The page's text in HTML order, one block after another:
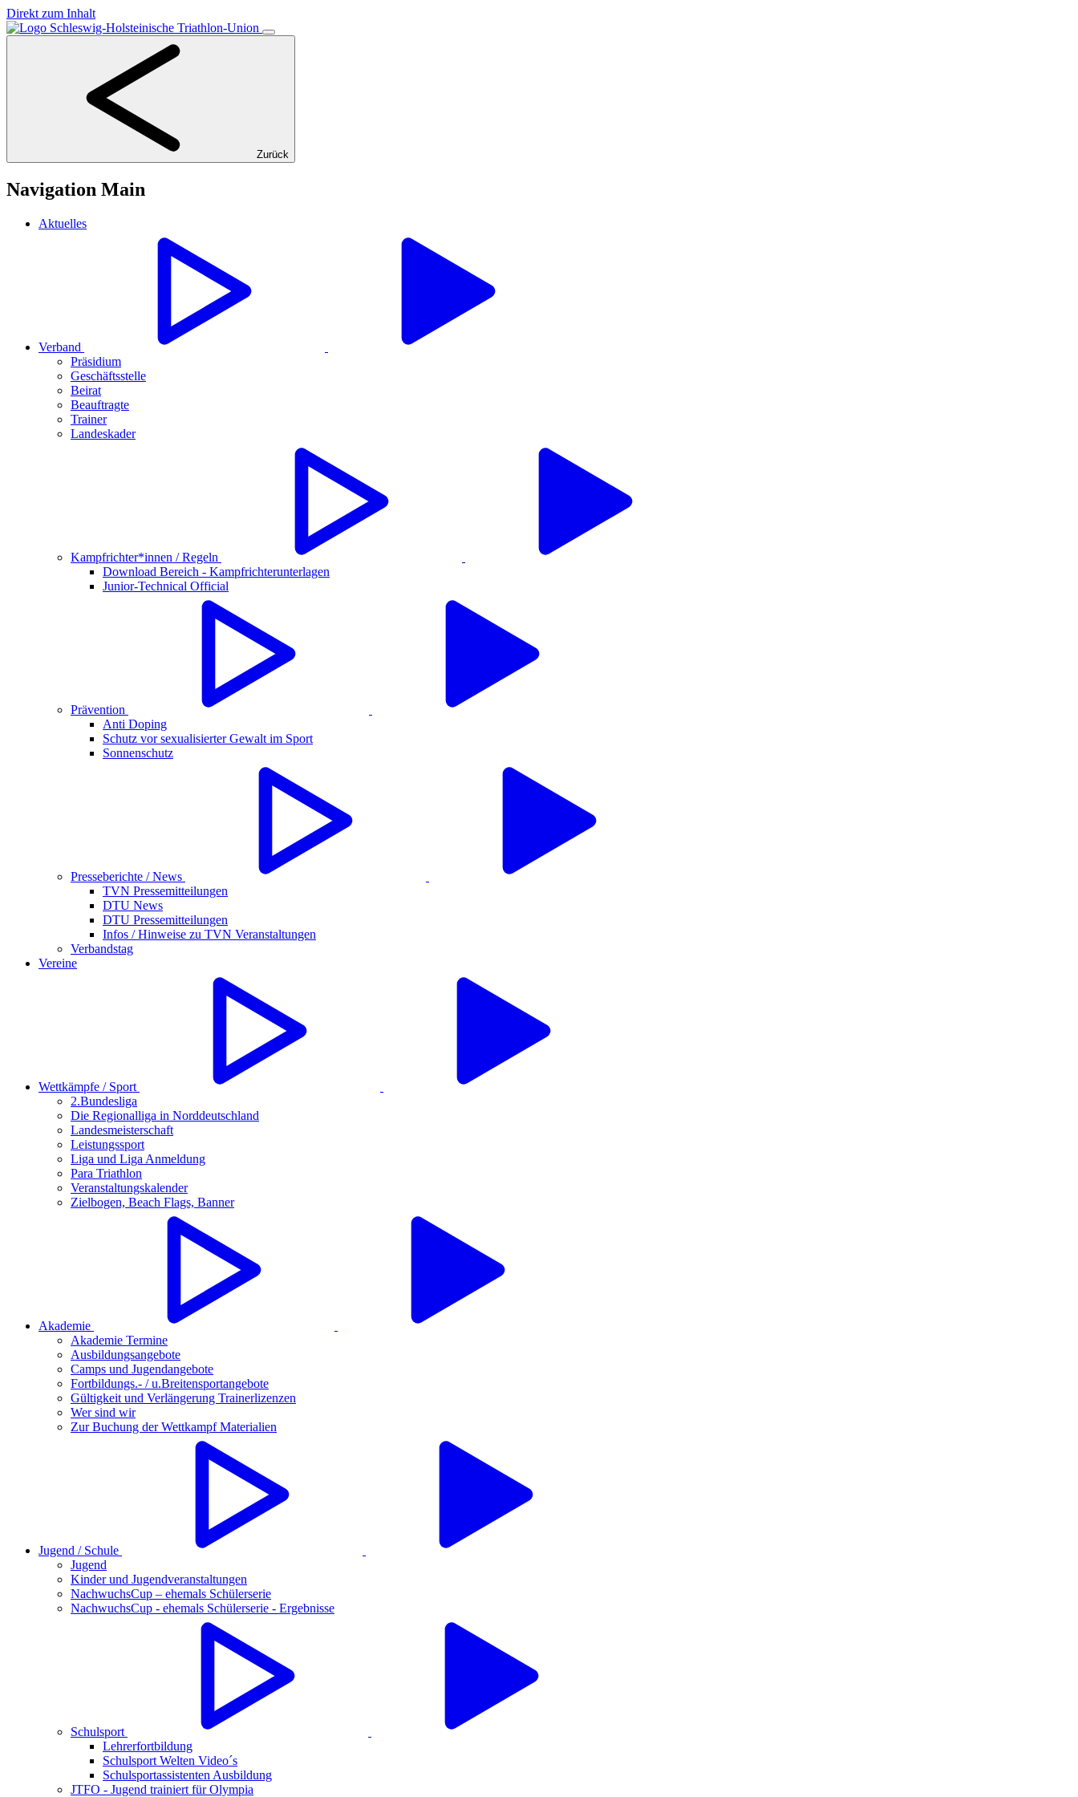
Direkt zum Inhalt
Zurück
Navigation Main
Aktuelles
Verband
Präsidium
Geschäftsstelle
Beirat
Beauftragte
Trainer
Landeskader
Kampfrichter*innen / Regeln
Download Bereich - Kampfrichterunterlagen
Junior-Technical Official
Prävention
Anti Doping
Schutz vor sexualisierter Gewalt im Sport
Sonnenschutz
Presseberichte / News
TVN Pressemitteilungen
DTU News
DTU Pressemitteilungen
Infos / Hinweise zu TVN Veranstaltungen
Verbandstag
Vereine
Wettkämpfe / Sport
2.Bundesliga
Die Regionalliga in Norddeutschland
Landesmeisterschaft
Leistungssport
Liga und Liga Anmeldung
Para Triathlon
Veranstaltungskalender
Zielbogen, Beach Flags, Banner
Akademie
Akademie Termine
Ausbildungsangebote
Camps und Jugendangebote
Fortbildungs.- / u.Breitensportangebote
Gültigkeit und Verlängerung Trainerlizenzen
Wer sind wir
Zur Buchung der Wettkampf Materialien
Jugend / Schule
Jugend
Kinder und Jugendveranstaltungen
NachwuchsCup – ehemals Schülerserie
NachwuchsCup - ehemals Schülerserie - Ergebnisse
Schulsport
Lehrerfortbildung
Schulsport Welten Video´s
Schulsportassistenten Ausbildung
JTFO - Jugend trainiert für Olympia